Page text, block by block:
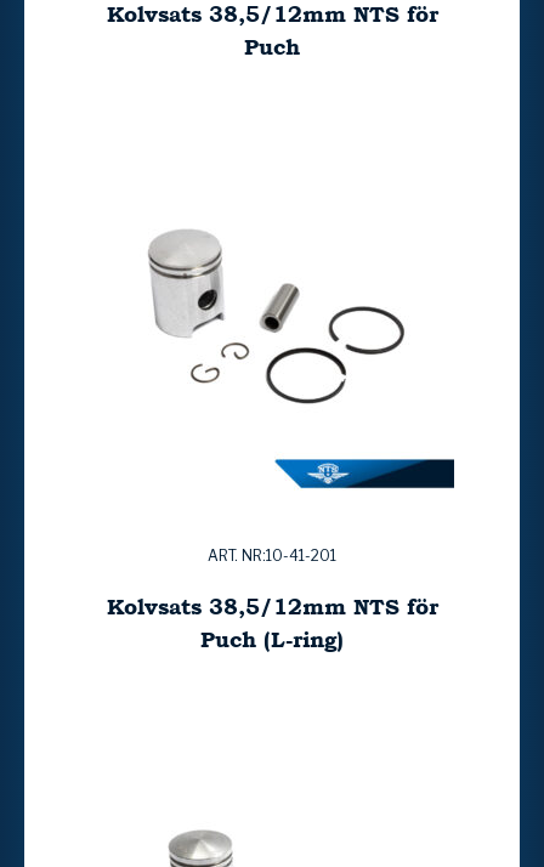
Kolvsats 38,5/12mm NTS för
Puch
ART. NR:10-41-201
Kolvsats 38,5/12mm NTS för
Puch (L-ring)